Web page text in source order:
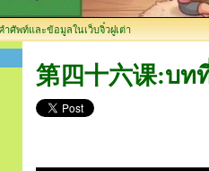
ำศัพท์และข้อมูลในเว็บจิ๋วฝูเต่า
第四十六课:บท